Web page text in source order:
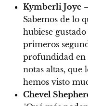
Kymberli Joye
Sabemos de lo
hubiese
primeros
profundidad en
notas altas, que
hemos visto
Chevel